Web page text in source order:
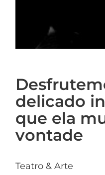
delicado
que ela
vontade
Teatro & Arte